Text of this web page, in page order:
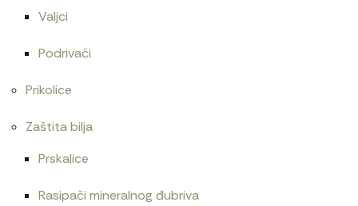
Valjci
Podrivači
Prikolice
Zaštita bilja
Prskalice
Rasipači mineralnog đubriva